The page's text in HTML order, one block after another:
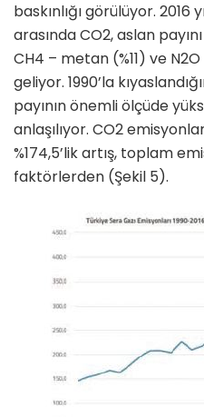
baskın­lığı görülüyor. 2016
arasında CO2, aslan
CH4 – metan (%11) ve
geliyor. 1990’la
payının önemli öl­çüde
anlaşılıyor. CO2
%174,5’lik artış, toplam
faktörlerden (Şekil 5).